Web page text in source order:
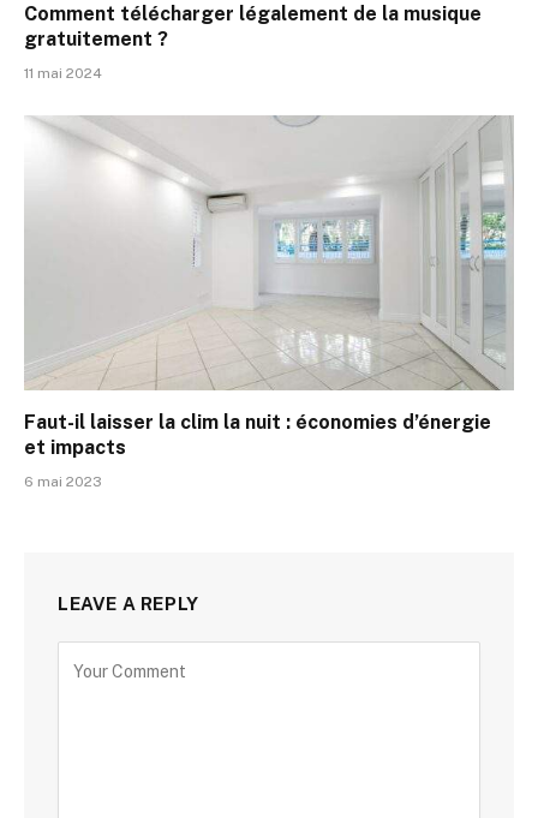
Comment télécharger légalement de la musique
gratuitement ?
11 mai 2024
Faut-il laisser la clim la nuit : économies d’énergie
et impacts
6 mai 2023
LEAVE A REPLY